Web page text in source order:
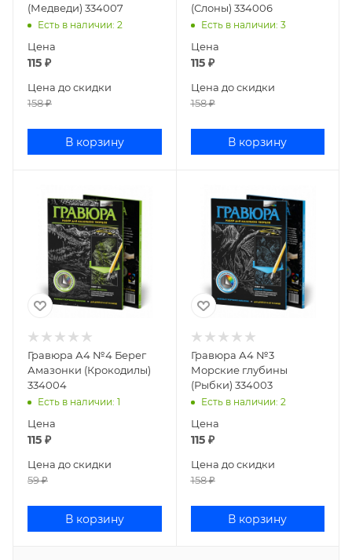
(Медведи) 334007
Есть в наличии: 2
Цена
115 ₽
Цена до скидки
158₽
В корзину
(Слоны) 334006
Есть в наличии: 3
Цена
115₽
Цена до скидки
158₽
В корзину
Гравюра А4 №4 Берег
Амазонки (Крокодилы)
334004
Есть в наличии: 1
Цена
115 ₽
Цена до скидки
59₽
В корзину
Гравюра А4 №3
Морские глубины
(Рыбки) 334003
Есть в наличии: 2
Цена
115₽
Цена до скидки
158₽
В корзину